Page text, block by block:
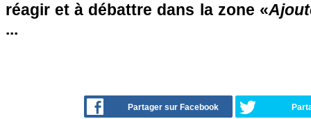
réagir et à débattre dans la zone «
...
Partager sur Facebook